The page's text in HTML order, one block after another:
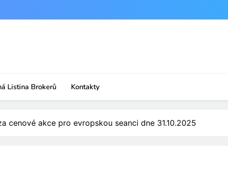
Listina Brokerů Kontakty
cenové akce pro evropskou seanci dne 31.10.2025